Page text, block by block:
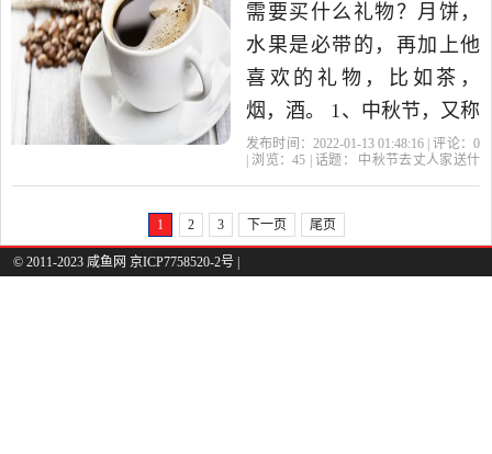
特色。 2，
需要买什么礼物？月饼，
水果是必带的，再加上他
喜欢的礼物，比如茶，
烟，酒。 1、中秋节，又称
月夕、秋节、仲秋节、八
玩月节、拜月节、女儿节
或团圆节，是流行于中国
众多民族与汉字文化圈诸
发布时间：2022-01-13 01:48:16 | 评论： 0
| 浏览：45 | 话题：
中秋节去丈人家送什
1 2 3 下一页 尾页
© 2011-2023 咸鱼网 京ICP7758520-2号 |